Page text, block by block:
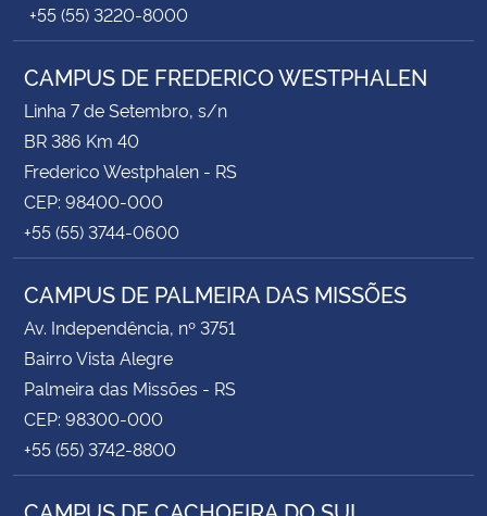
+55 (55) 3220-8000
CAMPUS DE FREDERICO WESTPHALEN
Linha 7 de Setembro, s/n
BR 386 Km 40
Frederico Westphalen - RS
CEP: 98400-000
+55 (55) 3744-0600
CAMPUS DE PALMEIRA DAS MISSÕES
Av. Independência, nº 3751
Bairro Vista Alegre
Palmeira das Missões - RS
CEP: 98300-000
+55 (55) 3742-8800